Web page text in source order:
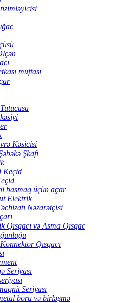
muftası
Kəsicisi
Şkafı
Keçid
basmaq üçün açar
Elektrik
Nəzarətçisi
Qısqacı və Asma Qısqac
Qısqacı
Seriyası
Seriyası
boru və birləşmə